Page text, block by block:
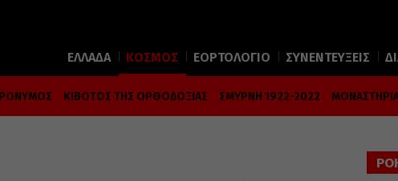
ΕΛΛΑΔΑ ΚΟΣΜΟΣ ΕΟΡΤΟΛΟΓΙΟ ΣΥΝΕΝΤΕΥΞΕΙΣ
ΚΙΒΩΤΟΣ ΤΗΣ ΟΡΘΟΔΟΞΙΑΣ ΣΜΥΡΝΗ 1922-2022